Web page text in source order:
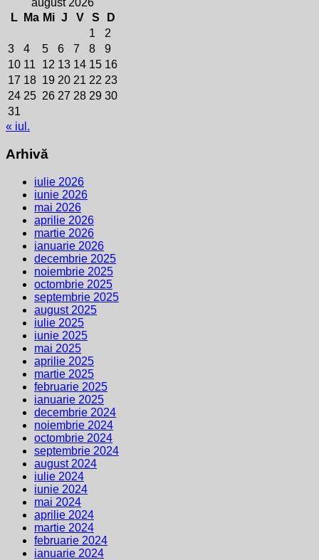
august 2026
L
Ma Mi J V S
D
1
2
3
4 5 6 7 8
9
10 11 12 13 14 15 16
17 18 19 20 21 22 23
24 25 26 27 28 29 30
31
« iul.
Arhivă
iulie 2026
iunie 2026
mai 2026
aprilie 2026
martie 2026
ianuarie 2026
decembrie 2025
noiembrie 2025
octombrie 2025
septembrie 2025
august 2025
iulie 2025
iunie 2025
mai 2025
aprilie 2025
martie 2025
februarie 2025
ianuarie 2025
decembrie 2024
noiembrie 2024
octombrie 2024
septembrie 2024
august 2024
iulie 2024
iunie 2024
mai 2024
aprilie 2024
martie 2024
februarie 2024
ianuarie 2024